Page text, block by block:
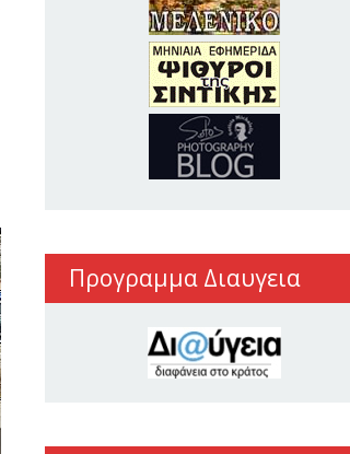
Προγραμμα Διαυγεια